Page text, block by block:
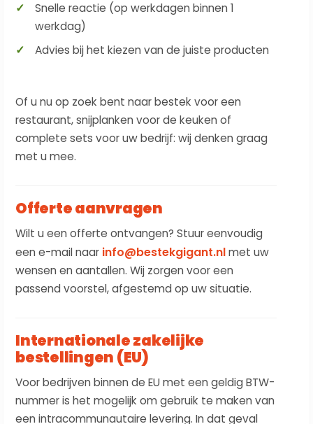
Snelle reactie (op werkdagen binnen 1
werkdag)
Advies bij het kiezen van de juiste producten
Of u nu op zoek bent naar bestek voor een
restaurant, snijplanken voor de keuken of
complete sets voor uw bedrijf: wij denken graag
met u mee.
Offerte aanvragen
Wilt u een offerte ontvangen? Stuur eenvoudig
een e-mail naar info@bestekgigant.nlmet uw
wensen en aantallen. Wij zorgen voor een
passend voorstel, afgestemd op uw situatie.
Internationale zakelijke
bestellingen (EU)
Voor bedrijven binnen de EU met een geldig BTW-
nummer is het mogelijk om gebruik te maken van
een intracommunautaire levering. In dat geval